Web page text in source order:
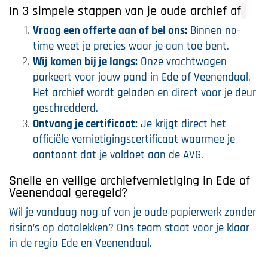
In 3 simpele stappen van je oude archief af
Vraag een offerte aan of bel ons: Binnen no-
time weet je precies waar je aan toe bent.
Wij komen bij je langs: Onze vrachtwagen
parkeert voor jouw pand in Ede of Veenendaal.
Het archief wordt geladen en direct voor je deur
geschredderd.
Ontvang je certificaat: Je krijgt direct het
officiële vernietigingscertificaat waarmee je
aantoont dat je voldoet aan de AVG.
Snelle en veilige archiefvernietiging in Ede of
Veenendaal geregeld?
Wil je vandaag nog af van je oude papierwerk zonder
risico’s op datalekken? Ons team staat voor je klaar
in de regio Ede en Veenendaal.